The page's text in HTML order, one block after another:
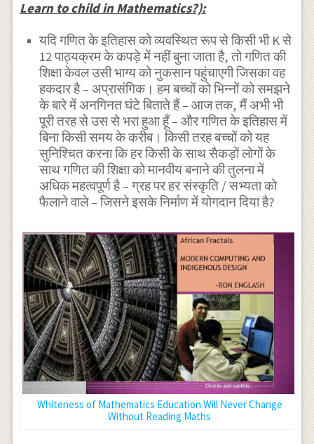
Learn to child in Mathematics?):
यदि गणित के इतिहास को व्यवस्थित रूप से किसी भी K से
12 पाठ्यक्रम के कपड़े में नहीं बुना जाता है, तो गणित की
शिक्षा केवल उसी भाग्य को नुकसान पहुंचाएगी जिसका वह
हकदार है – अप्रासंगिक। हम बच्चों को भिन्नों को समझने
के बारे में अनगिनत घंटे बिताते हैं – आज तक, मैं अभी भी
पूरी तरह से उस से भरा हुआ हूँ – और गणित के इतिहास में
बिना किसी समय के करीब। किसी तरह बच्चों को यह
सुनिश्चित करना कि हर किसी के साथ सैकड़ों लोगों के
साथ गणित की शिक्षा को मानवीय बनाने की तुलना में
अधिक महत्वपूर्ण है – ग्रह पर हर संस्कृति / सभ्यता को
फैलाने वाले – जिसने इसके निर्माण में योगदान दिया है?
Whiteness of Mathematics Education Will Never Change
Without Reading Maths